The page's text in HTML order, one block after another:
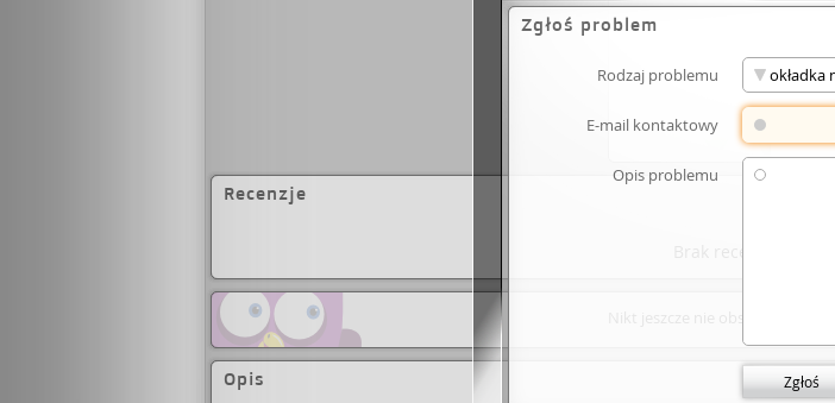
Recenzje
Opis
Zgłoś problem
Rodzaj problemu
E-mail kontaktowy
Opis problemu
Zgłoś